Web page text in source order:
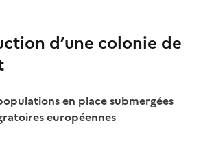
d’une colonie de
en place submergées
européennes